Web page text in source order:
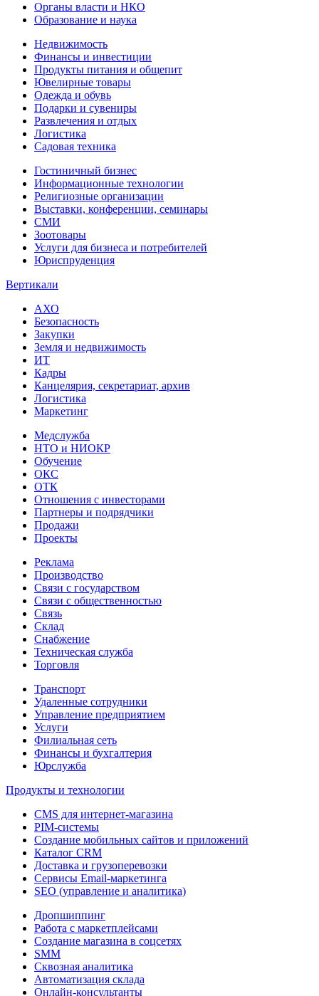
Органы власти и НКО
Образование и наука
Недвижимость
Финансы и инвестиции
Продукты питания и общепит
Ювелирные товары
Одежда и обувь
Подарки и сувениры
Развлечения и отдых
Логистика
Садовая техника
Гостиничный бизнес
Информационные технологии
Религиозные организации
Выставки, конференции, семинары
СМИ
Зоотовары
Услуги для бизнеса и потребителей
Юриспруденция
Вертикали
АХО
Безопасность
Закупки
Земля и недвижимость
ИТ
Кадры
Канцелярия, секретариат, архив
Логистика
Маркетинг
Медслужба
НТО и НИОКР
Обучение
ОКС
ОТК
Отношения с инвесторами
Партнеры и подрядчики
Продажи
Проекты
Реклама
Производство
Связи с государством
Связи с общественностью
Связь
Склад
Снабжение
Техническая служба
Торговля
Транспорт
Удаленные сотрудники
Управление предприятием
Услуги
Филиальная сеть
Финансы и бухгалтерия
Юрслужба
Продукты и технологии
CMS для интернет-магазина
PIM-системы
Создание мобильных сайтов и приложений
Каталог CRM
Доставка и грузоперевозки
Сервисы Email-маркетинга
SEO (управление и аналитика)
Дропшиппинг
Работа с маркетплейсами
Создание магазина в соцсетях
SMM
Сквозная аналитика
Автоматизация склада
Онлайн-консультанты